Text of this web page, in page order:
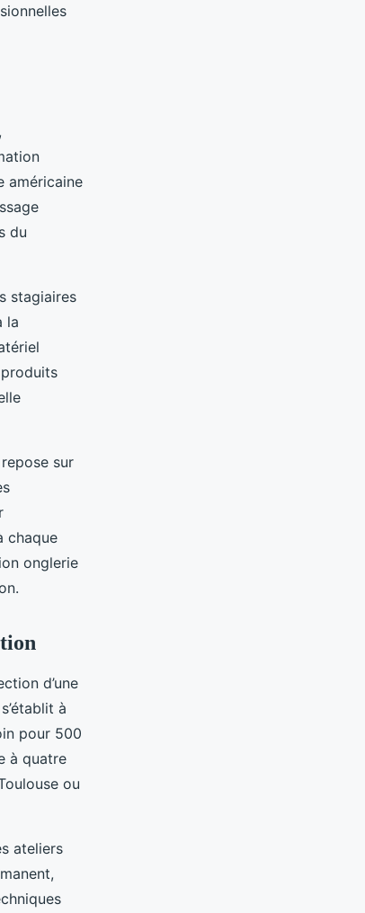
américaine
du
stagiaires
la
sur
chaque
onglerie
d’une
à
pour 500
à quatre
ou
ateliers